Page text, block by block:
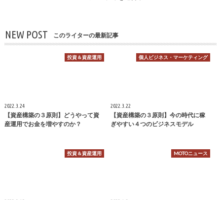
NEW POST このライターの最新記事
投資＆資産運用
2022.3.24
【資産構築の３原則】どうやって資
産運用でお金を増やすのか？
個人ビジネス・マーケティング
2022.3.22
【資産構築の３原則】今の時代に稼
ぎやすい４つのビジネスモデル
投資＆資産運用 MOTOニュース